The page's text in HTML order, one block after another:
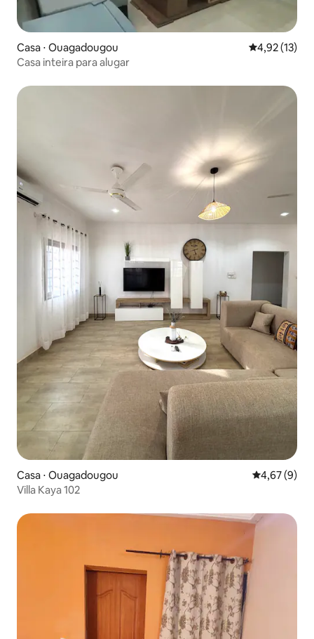
Casa ⋅ Ouagadougou 4,92 de uma
4,92 (13)
Casa inteira para alugar
Casa ⋅ Ouagadougou 4,67 de uma
4,67 (9)
Villa Kaya 102